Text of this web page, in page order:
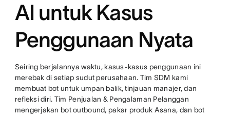
AI untuk Kasus
Penggunaan Nyata
Seiring berjalannya waktu, kasus-kasus penggunaan ini
merebak di setiap sudut perusahaan. Tim SDM kami
membuat bot untuk umpan balik, tinjauan manajer, dan
refleksi diri. Tim Penjualan & Pengalaman Pelanggan
mengerjakan bot outbound, pakar produk Asana, dan bot